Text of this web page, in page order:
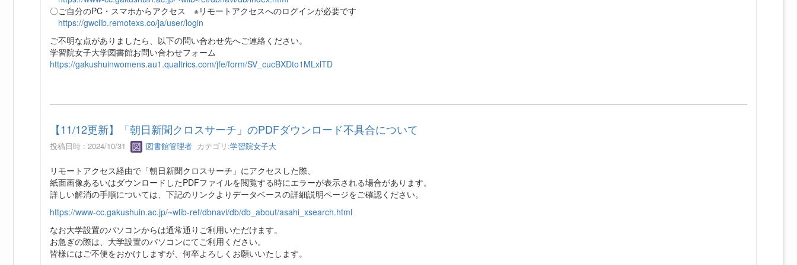
〇ご自分のPC・スマホからアクセス ※リモートアクセスへのログインが必要です
https://gwclib.remotexs.co/ja/user/login
ご不明な点がありましたら、以下の問い合わせ先へご連絡ください。
学習院女子大学図書館お問い合わせフォーム
https://gakushuinwomens.au1.qualtrics.com/jfe/form/SV_cucBXDto1MLxlTD
【11/12更新】「朝日新聞クロスサーチ」のPDFダウンロード不具合について
投稿日時 : 2024/10/31 図書館管理者 カテゴリ:学習院女子大
リモートアクセス経由で「朝日新聞クロスサーチ」にアクセスした際、
紙面画像あるいはダウンロードしたPDFファイルを閲覧する時にエラーが表示される場合があります。
詳しい解消の手順については、下記のリンクよりデータベースの詳細説明ページをご確認ください。
https://www-cc.gakushuin.ac.jp/~wlib-ref/dbnavi/db/db_about/asahi_xsearch.html
なお大学設置のパソコンからは通常通りご利用いただけます。
お急ぎの際は、大学設置のパソコンにてご利用ください。
皆様にはご不便をおかけしますが、何卒よろしくお願いいたします。